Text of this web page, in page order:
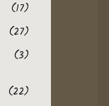
(17)
(27)
(3)
(22)